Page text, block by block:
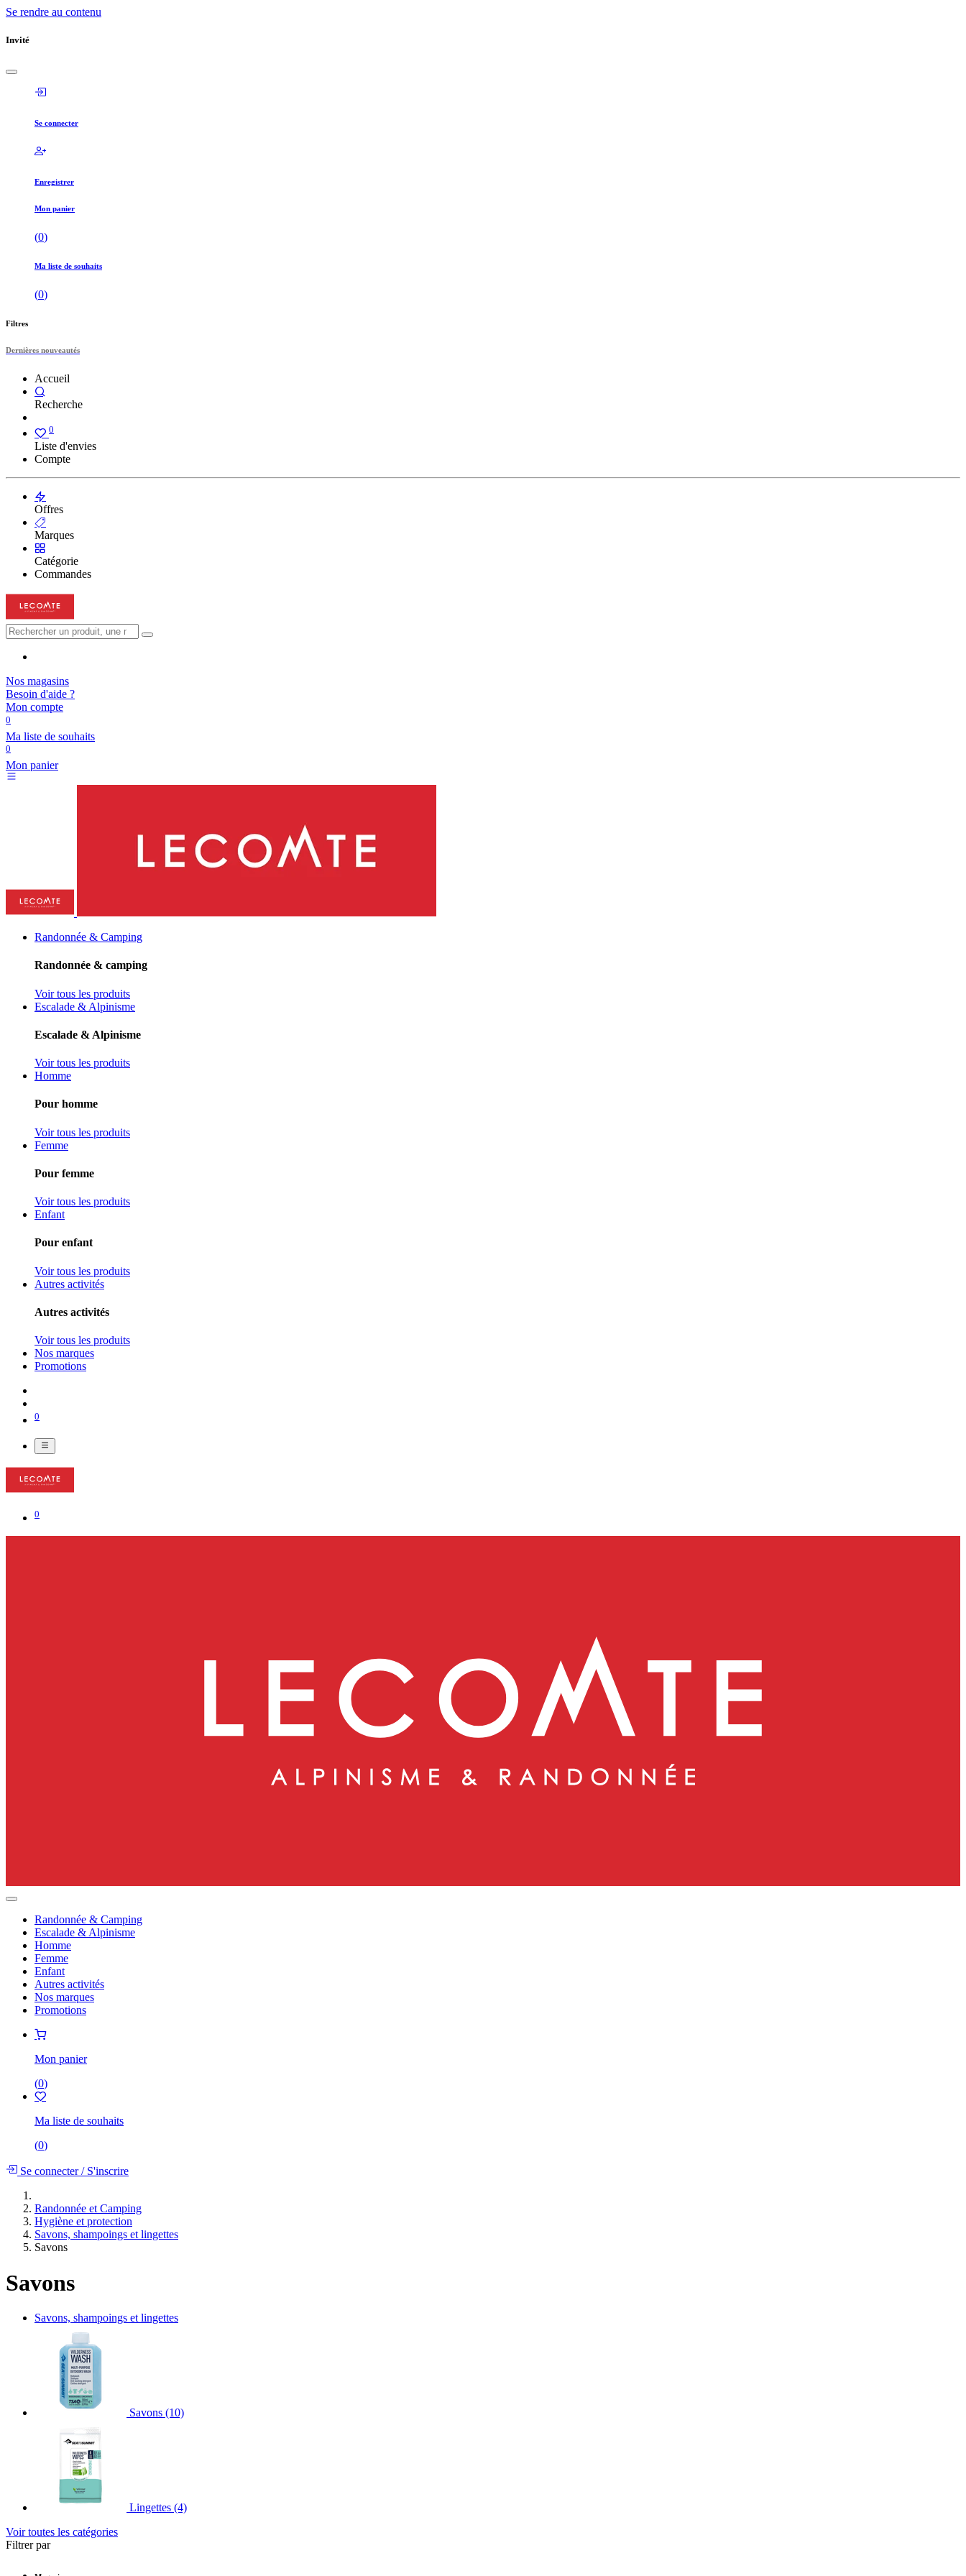
Se rendre au contenu
Invité
Se connecter
Enregistrer
Mon panier
(0)
Ma liste de souhaits
(0)
Filtres
Dernières nouveautés
Accueil
Recherche
0
Liste d'envies
Compte
Offres
Marques
Catégorie
Commandes
Nos magasins
Besoin d'aide ?
Mon compte
0
Ma liste de souhaits
0
Mon panier
Randonnée & Camping
Randonnée & camping
Voir tous les produits
Escalade & Alpinisme
Escalade & Alpinisme
Voir tous les produits
Homme
Pour homme
Voir tous les produits
Femme
Pour femme
Voir tous les produits
Enfant
Pour enfant
Voir tous les produits
Autres activités
Autres activités
Voir tous les produits
Nos marques
Promotions
0
0
Randonnée & Camping
Escalade & Alpinisme
Homme
Femme
Enfant
Autres activités
Nos marques
Promotions
Mon panier
(0)
Ma liste de souhaits
(0)
Se connecter/S'inscrire
Randonnée et Camping
Hygiène et protection
Savons, shampoings et lingettes
Savons
Savons
Savons, shampoings et lingettes
Savons (10)
Lingettes (4)
Voir toutes les catégories
Filtrer par